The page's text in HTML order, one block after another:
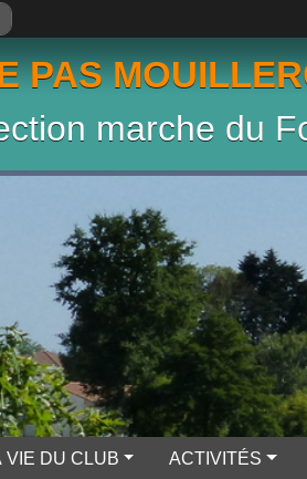
PAS
marche du
VIE DU CLUB ACTIVITÉS
cookies